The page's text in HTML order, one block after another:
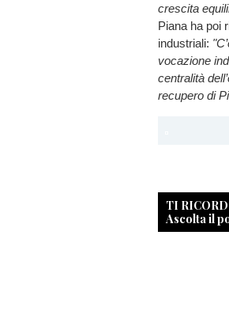
crescita
Piana ha poi
industriali:
vocazione
centralità
recupero di
TI
Ascolta il